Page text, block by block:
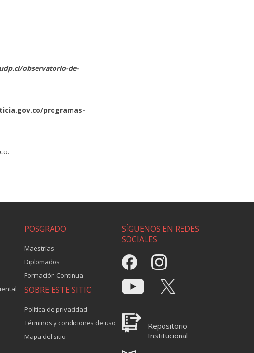
observatorio-de-
programas-
POSGRADO
Maestrías
Diplomados
Formación Continua
SOBRE ESTE SITIO
Política de privacidad
Términos y condiciones de uso
Mapa del sitio
SÍGUENOS EN REDES
SOCIALES
Repositorio
Institucional